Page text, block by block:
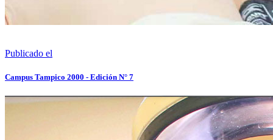
Publicado el
Campus Tampico 2000 - Edición N° 7